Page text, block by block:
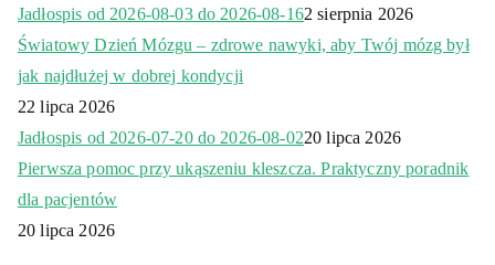
Jadłospis od 2026-08-03 do 2026-08-162 sierpnia 2026
Światowy Dzień Mózgu – zdrowe nawyki, aby Twój mózg był
jak najdłużej w dobrej kondycji
22 lipca 2026
Jadłospis od 2026-07-20 do 2026-08-0220 lipca 2026
Pierwsza pomoc przy ukąszeniu kleszcza. Praktyczny poradnik
dla pacjentów
20 lipca 2026